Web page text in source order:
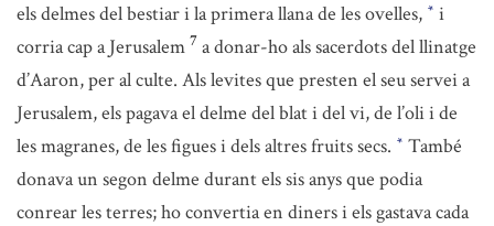
els delmes del bestiar i la primera llana de les ovelles, * i
corria cap a Jerusalem 7 a donar-ho als sacerdots del llinatge
d’Aaron, per al culte. Als levites que presten el seu servei a
Jerusalem, els pagava el delme del blat i del vi, de l’oli i de
les magranes, de les figues i dels altres fruits secs. * També
donava un segon delme durant els sis anys que podia
conrear les terres; ho convertia en diners i els gastava cada